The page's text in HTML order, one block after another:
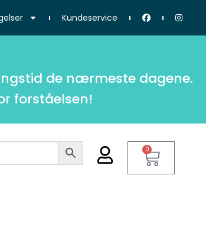
Kundeservice
de nærmeste dagene.
forståelsen!
0